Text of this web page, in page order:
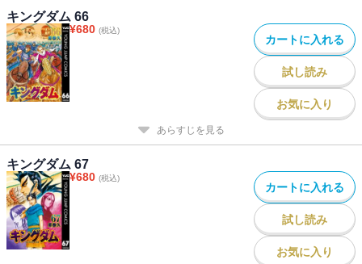
キングダム 66
¥680 (税込)
カートに入れる
試し読み
お気に入り
あらすじを見る
キングダム 67
¥680 (税込)
カートに入れる
試し読み
お気に入り